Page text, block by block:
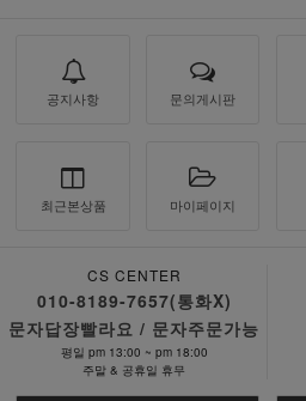
공지사항 문의게시판
최근본상품 마이페이지
CS CENTER
010-8189-7657(통화X)
문자답장빨라요 / 문자주문가능
평일 pm 13:00 ~ pm 18:00
주말 & 공휴일 휴무